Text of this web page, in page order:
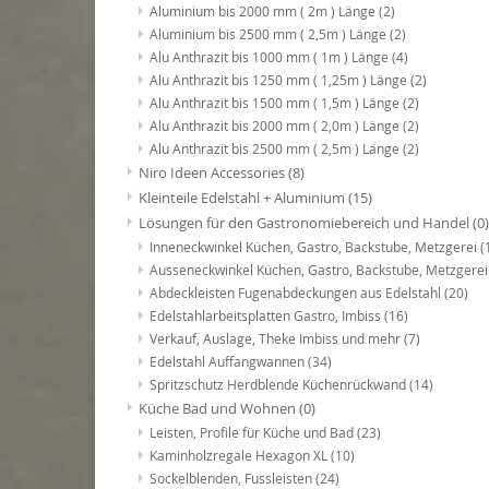
Aluminium bis 2000 mm ( 2m ) Länge (2)
Aluminium bis 2500 mm ( 2,5m ) Länge (2)
Alu Anthrazit bis 1000 mm ( 1m ) Länge (4)
Alu Anthrazit bis 1250 mm ( 1,25m ) Länge (2)
Alu Anthrazit bis 1500 mm ( 1,5m ) Länge (2)
Alu Anthrazit bis 2000 mm ( 2,0m ) Länge (2)
Alu Anthrazit bis 2500 mm ( 2,5m ) Länge (2)
Niro Ideen Accessories(8)
Kleinteile Edelstahl + Aluminium (15)
Lösungen für den Gastronomiebereich und Handel(0)
Inneneckwinkel Küchen, Gastro, Backstube, Metzgerei
Ausseneckwinkel Küchen, Gastro, Backstube, Metzgerei
Abdeckleisten Fugenabdeckungen aus Edelstahl (20)
Edelstahlarbeitsplatten Gastro, Imbiss (16)
Verkauf, Auslage, Theke Imbiss und mehr (7)
Edelstahl Auffangwannen (34)
Spritzschutz Herdblende Küchenrückwand (14)
Küche Bad und Wohnen (0)
Leisten, Profile für Küche und Bad (23)
Kaminholzregale Hexagon XL (10)
Sockelblenden, Fussleisten (24)